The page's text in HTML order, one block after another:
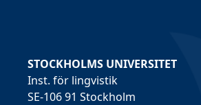
STOCKHOLMS UNIVERSITET
Inst. för lingvistik
SE-106 91 Stockholm